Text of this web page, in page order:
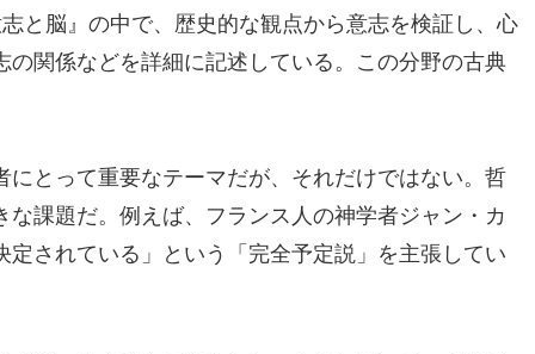
と脳』の中で、歴史的な観点から意志を検証し、心
関係などを詳細に記述している。この分野の古典
とって重要なテーマだが、それだけではない。哲
課題だ。例えば、フランス人の神学者ジャン・カ
されている」という「完全予定説」を主張してい